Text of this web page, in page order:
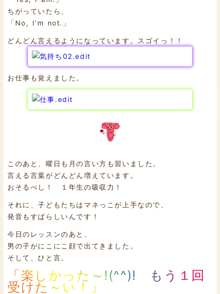
ちがっていたら、
「No, I’m not.」
どんどん言えるようになっています。スゴイっ！！
お仕事も覚えました。
このあと、曜日も月の言い方も習いました。
言える言葉がどんどん増えています。
おそるべし！ １年生の吸収力！
それに、子どもたちはマネっこが上手なので、
発音もすばらしいんです！
今日のレッスンのあと、
男の子がにこにこ顔で出てきました。
そして、ひと言。
「楽しかった～!(^^)! もう１回
受けた～い！」